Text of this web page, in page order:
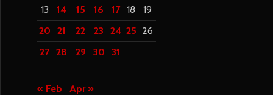
13 14 15 16 17 18
19
20
21 22 23 24 25 26
27 28 29 30 31
« Feb Apr »